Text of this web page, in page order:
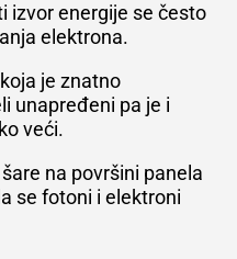
izvor energije se često
elektrona.
je znatno
unapređeni pa je i
veći.
na površini panela
se fotoni i elektroni